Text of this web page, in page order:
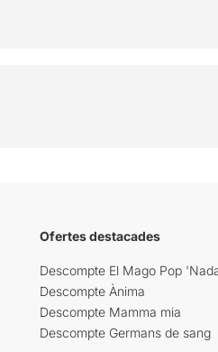
Ofertes destacades
Descompte El Mago Pop
Descompte Ànima
Descompte Mamma mia
Descompte Germans de sang